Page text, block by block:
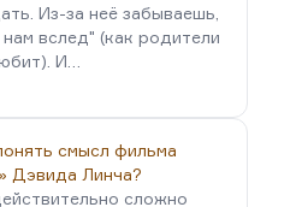
Из-за неё забываешь,
вслед" (как родители
И…
смысл фильма
Дэвида Линча?
сложно